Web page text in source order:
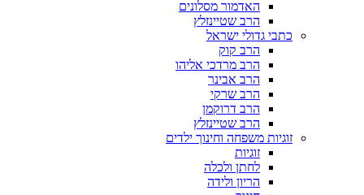
האדמור מסלונים
הרב שטיינזלץ
כתבי גדולי ישראל
הרב קוק
הרב מרדכי אליהו
הרב אבינר
הרב שרקי
הרב דרוקמן
הרב שטיינזלץ
זוגיות משפחה וחינוך ילדים
זוגיות
לחתן ולכלה
הריון ולידה